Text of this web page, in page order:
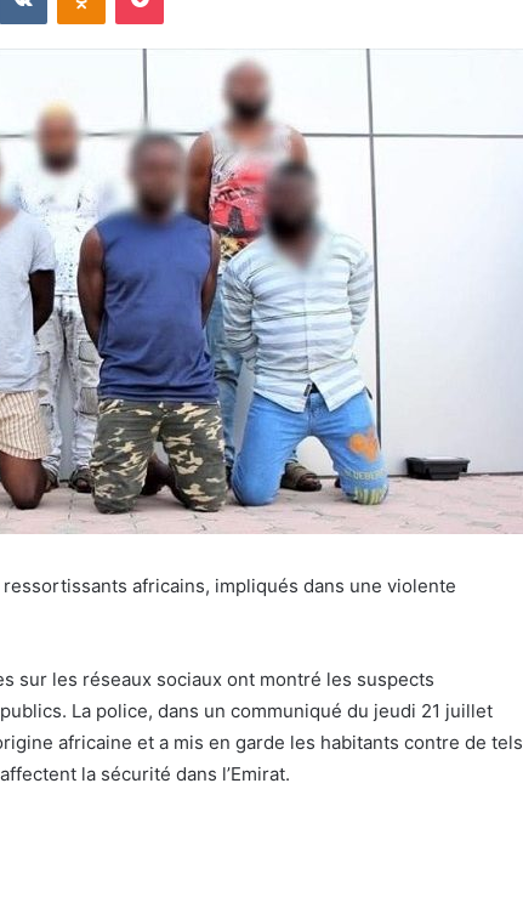
africains, impliqués dans une violente
sur les réseaux sociaux ont montré les suspects
La police, dans un communiqué du jeudi 21 juillet
africaine et a mis en garde les habitants contre de tels
la sécurité dans l’Emirat.